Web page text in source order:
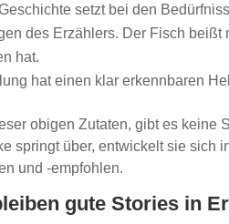
setzt bei den
des Erzählers. Der Fisch
hat.
hat einen klar erkennbaren
obigen Zutaten, gibt es keine
springt über, entwickelt sie sich
und -empfohlen.
gute Stories in